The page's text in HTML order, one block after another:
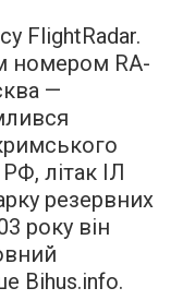
FlightRadar.
номером RA-
—
літак ІЛ
резервних
року він
Bihus.info.